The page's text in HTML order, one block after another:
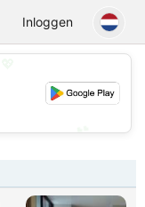
Inloggen